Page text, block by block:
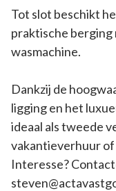
Tot slot beschikt
praktische berging
wasmachine.
Dankzij de
ligging en het
ideaal als tweede
vakantieverhuur of
Interesse?